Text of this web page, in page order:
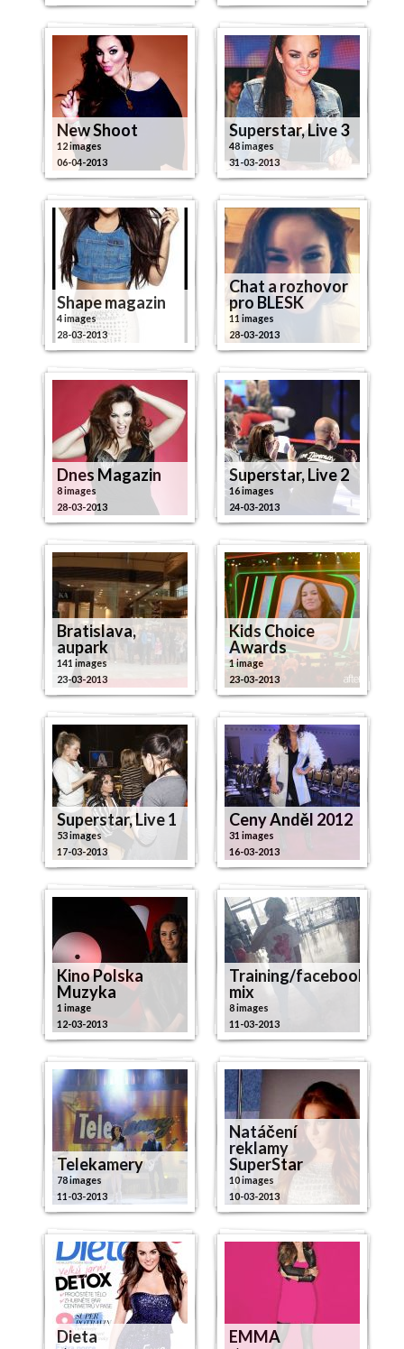
New Shoot
12 images
06-04-2013
Superstar, Live 3
48 images
31-03-2013
Shape magazin
4 images
28-03-2013
Chat a rozhovor
pro BLESK
11 images
28-03-2013
Dnes Magazin
8 images
28-03-2013
Superstar, Live 2
16 images
24-03-2013
Bratislava,
aupark
141 images
23-03-2013
Kids Choice
Awards
1 image
23-03-2013
Superstar, Live 1
53 images
17-03-2013
Ceny Anděl 2012
31 images
16-03-2013
Kino Polska
Muzyka
1 image
12-03-2013
Training/facebook
mix
8 images
11-03-2013
Telekamery
78 images
11-03-2013
Natáčení
reklamy
SuperStar
10 images
10-03-2013
Dieta EMMA